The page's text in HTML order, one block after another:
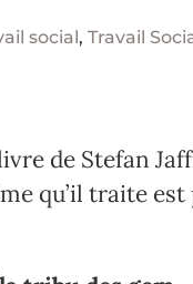
social, Travail
de Stefan
qu’il traite